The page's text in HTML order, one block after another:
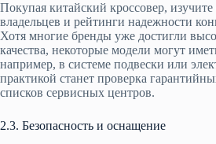
Покупая китайский кроссовер,
владельцев и рейтинги надежности
Хотя многие бренды уже достигли
качества, некоторые модели могут
например, в системе подвески или
практикой станет проверка
списков сервисных центров.
2.3. Безопасность и оснащение